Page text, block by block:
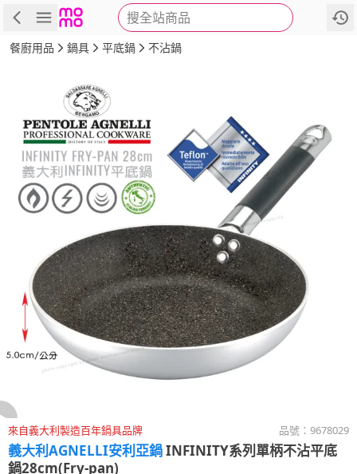
搜全站商品
商品 評價 詳情
餐廚用品 鍋具 平底鍋 不沾鍋
來自義大利製造百年鍋具品牌 品號： 9678029
義大利AGNELLI安利亞鍋INFINITY系列單柄不沾平底
鍋28cm(Fry-pan)